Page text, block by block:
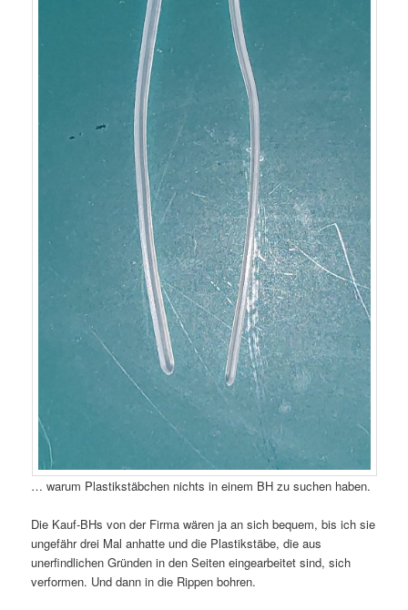
… warum Plastikstäbchen nichts in einem BH zu suchen haben.
Die Kauf-BHs von der Firma wären ja an sich bequem, bis ich sie
ungefähr drei Mal anhatte und die Plastikstäbe, die aus
unerfindlichen Gründen in den Seiten eingearbeitet sind, sich
verformen. Und dann in die Rippen bohren.